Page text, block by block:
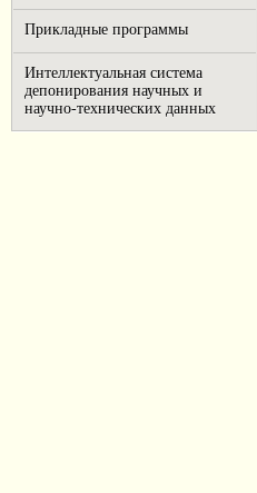
Прикладные программы
Интеллектуальная система
депонирования научных и
научно-технических данных